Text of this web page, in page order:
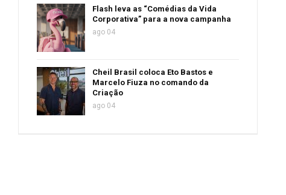
Flash leva as “Comédias da Vida
Corporativa” para a nova campanha
ago 04
Cheil Brasil coloca Eto Bastos e
Marcelo Fiuza no comando da
Criação
ago 04